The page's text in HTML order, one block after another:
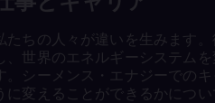
たちの人々が違いを生みます。
、世界のエネルギーシステムを
。シーメンス・エナジーでのキ
に変えることができるかについ